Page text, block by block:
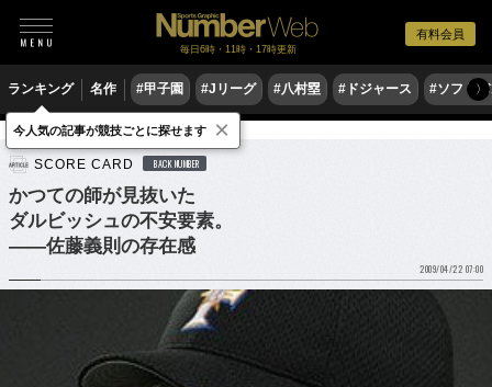
有料会員
毎日6時・11時・17時更新
ランキング 名作 #甲子園 #Jリーグ #八村塁 #ドジャース #ソフト〉
野球 プロ野球
SCORE CARD BACK NUMBER
かつての師が見抜いた
ダルビッシュの不安要素。
――佐藤義則の存在感
2009/04/22 07:00
今人気の記事が競技ごとに探せます ×